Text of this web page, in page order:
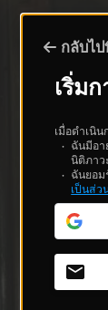
กลับไ
เริ่ม
เมื่อดำเนิ
ฉันมีอา
นิติภาว
ฉันยอม
เป็นส่ว